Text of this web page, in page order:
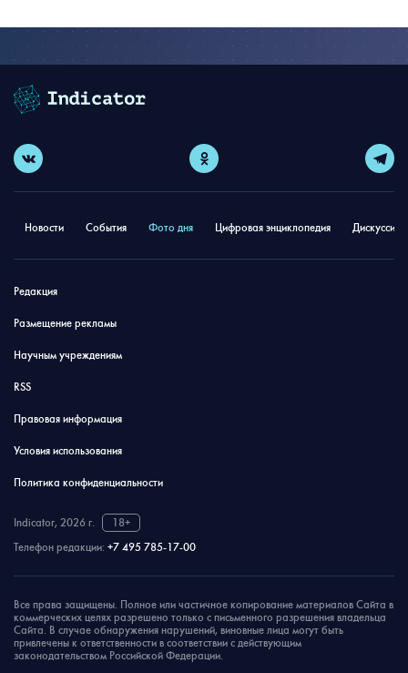
Новости События Фото дня Цифровая энциклопедия
Редакция
Размещение рекламы
Научным учреждениям
RSS
Правовая информация
Условия использования
Политика конфиденциальности
Indicator, 2026 г.
18+
Телефон редакции: +7 495 785-17-00
Все права защищены. Полное или частичное копирование материалов Сайта в
коммерческих целях разрешено только с письменного разрешения владельца
Сайта. В случае обнаружения нарушений, виновные лица могут быть
привлечены к ответственности в соответствии с действующим
законодательством Российской Федерации.